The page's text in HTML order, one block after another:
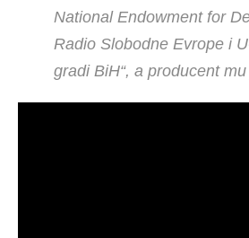
National Endowment for
Radio Slobodne Evrope i
gradi BiH“, a producent